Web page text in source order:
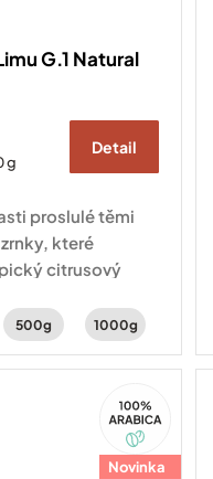
G.1 Natural
g
Detail
proslulé těmi
které
citrusový
karamelu.
500g 1000g
Novinka
Arabica